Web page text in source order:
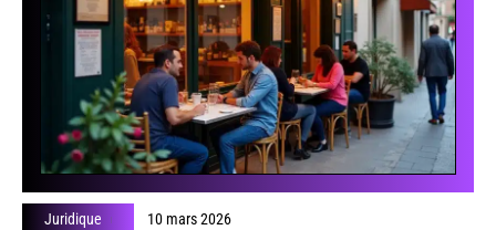
Juridique 10 mars 2026